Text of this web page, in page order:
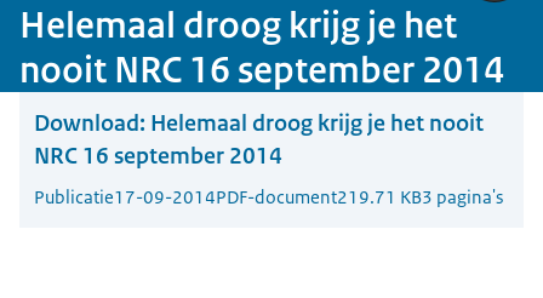
Helemaal droog krijg je het
nooit NRC 16 september 2014
Download: Helemaal droog krijg je het nooit
NRC 16 september 2014
Publicatie17-09-2014PDF-document219.71 KB3 pagina's